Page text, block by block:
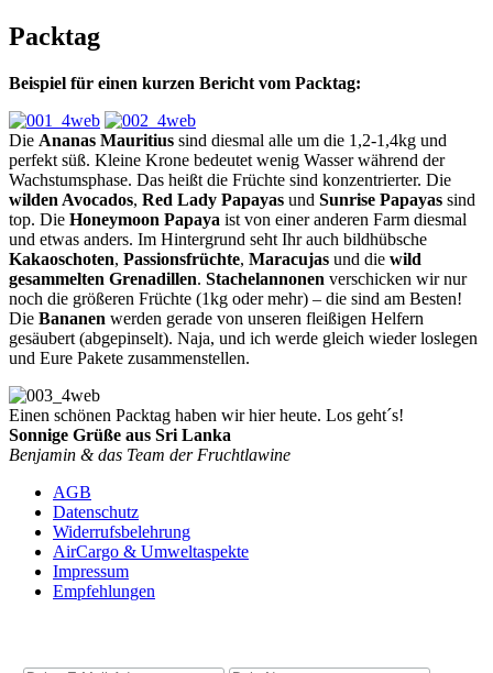
Packtag
Beispiel für einen kurzen Bericht vom Packtag:
Die Ananas Mauritius sind diesmal alle um die 1,2-1,4kg und
perfekt süß. Kleine Krone bedeutet wenig Wasser während der
Wachstumsphase. Das heißt die Früchte sind konzentrierter. Die
wilden Avocados, Red Lady Papayas und Sunrise Papayas sind
top. Die Honeymoon Papaya ist von einer anderen Farm diesmal
und etwas anders. Im Hintergrund seht Ihr auch bildhübsche
Kakaoschoten, Passionsfrüchte, Maracujas und die wild
gesammelten Grenadillen. Stachelannonen verschicken wir nur
noch die größeren Früchte (1kg oder mehr) – die sind am Besten!
Die Bananen werden gerade von unseren fleißigen Helfern
gesäubert (abgepinselt). Naja, und ich werde gleich wieder loslegen
und Eure Pakete zusammenstellen.
Einen schönen Packtag haben wir hier heute. Los geht´s!
Sonnige Grüße aus Sri Lanka
Benjamin & das Team der Fruchtlawine
AGB
Datenschutz
Widerrufsbelehrung
AirCargo & Umweltaspekte
Impressum
Empfehlungen